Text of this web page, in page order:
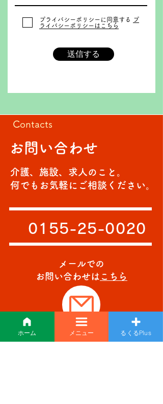
プライバシーポリシーに同意する
プ
ライバシーポリシーはこちら
送信する
Contacts
お問い合わせ
介護、施設、求人のこと。
何でもお気軽にご相談ください。
0155-25-0020
メールでの
お問い合わせは こちら
ホーム メニュー るくるPlus